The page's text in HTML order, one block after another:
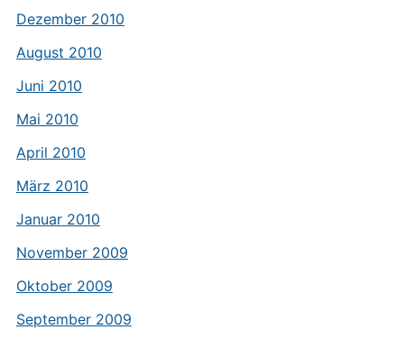
Dezember 2010
August 2010
Juni 2010
Mai 2010
April 2010
März 2010
Januar 2010
November 2009
Oktober 2009
September 2009